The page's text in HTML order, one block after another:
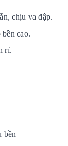
chịu va đập.
cao.
rỉ.
bền